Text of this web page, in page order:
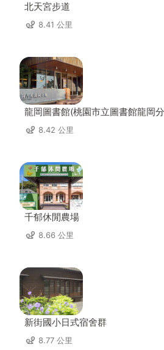
北天宮步道
8.41 公里
龍岡圖書館(桃園市立圖書館龍岡
8.42 公里
千郁休閒農場
8.66 公里
新街國小日式宿舍群
8.77 公里